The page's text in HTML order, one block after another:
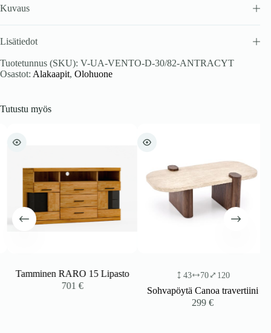
Kuvaus
Lisätiedot
Tuotetunnus (SKU): V-UA-VENTO-D-30/82-ANTRACYT
Osastot: Alakaapit, Olohuone
Tutustu myös
Tamminen RARO 15 Lipasto
701€
43 70 120
Sohvapöytä Canoa travertiini
299€